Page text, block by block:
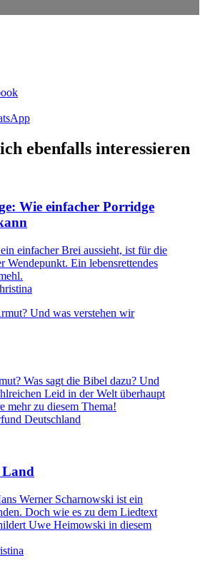
ebenfalls interessieren
Wie einfacher Porridge
einfacher Brei aussieht, ist für die
Wendepunkt. Ein lebensrettendes
Was sagt die Bibel dazu? Und
Leid in der Welt überhaupt
mehr zu diesem Thema!
Deutschland
Land
Werner Scharnowski ist ein
Doch wie es zu dem Liedtext
Uwe Heimowski in diesem